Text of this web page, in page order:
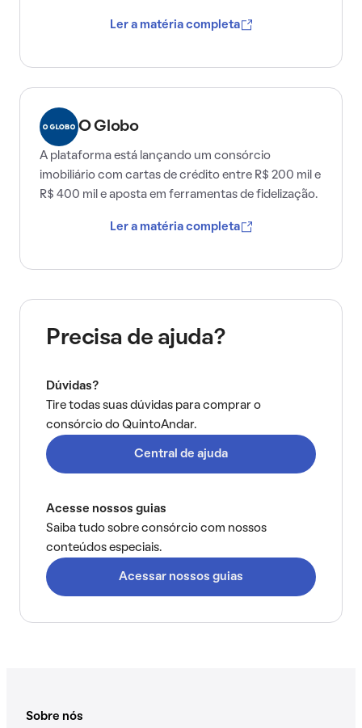
Ler a matéria completa
O Globo
A plataforma está lançando um consórcio
imobiliário com cartas de crédito entre R$ 200 mil e
R$ 400 mil e aposta em ferramentas de fidelização.
Ler a matéria completa
Precisa de ajuda?
Dúvidas?
Tire todas suas dúvidas para comprar o
consórcio do QuintoAndar.
Central de ajuda
Acesse nossos guias
Saiba tudo sobre consórcio com nossos
conteúdos especiais.
Acessar nossos guias
Sobre nós